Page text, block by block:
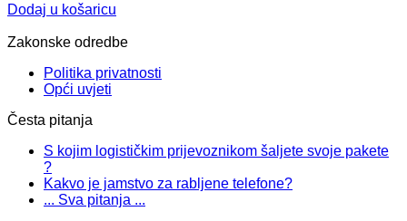
Dodaj u košaricu
Zakonske odredbe
Politika privatnosti
Opći uvjeti
Česta pitanja
S kojim logističkim prijevoznikom šaljete svoje pakete
?
Kakvo je jamstvo za rabljene telefone?
... Sva pitanja ...